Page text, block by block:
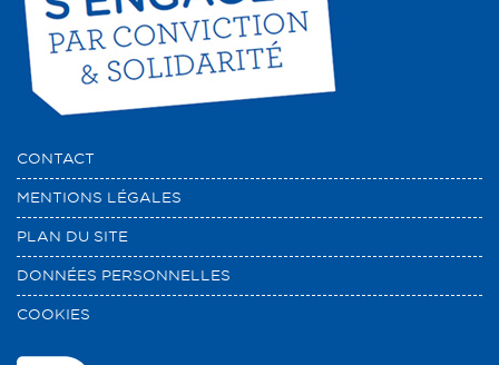
CONTACT
MENTIONS LÉGALES
PLAN DU SITE
DONNÉES PERSONNELLES
COOKIES